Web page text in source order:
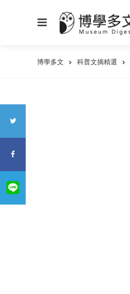
博學多文 科普文摘精選